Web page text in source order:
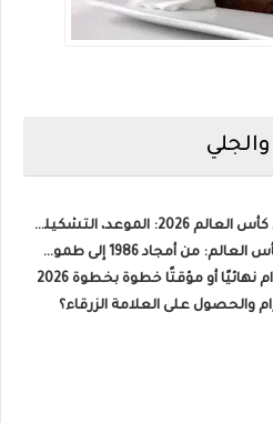
والقنوات الناقلة
1986 إلى طموح مونديال 2026
أو مؤقتًا خطوة بخطوة 2026
والحصول على العلامة الزرقاء؟